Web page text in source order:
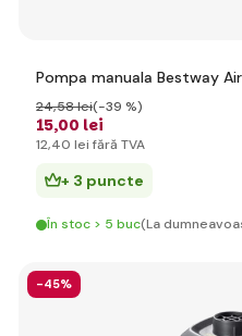
Pompa manuala Bestway
15,00 lei
24,58 lei(-39 %)
12,40 lei fără TVA
+ 3 puncte
În stoc > 5 buc(La
-45%